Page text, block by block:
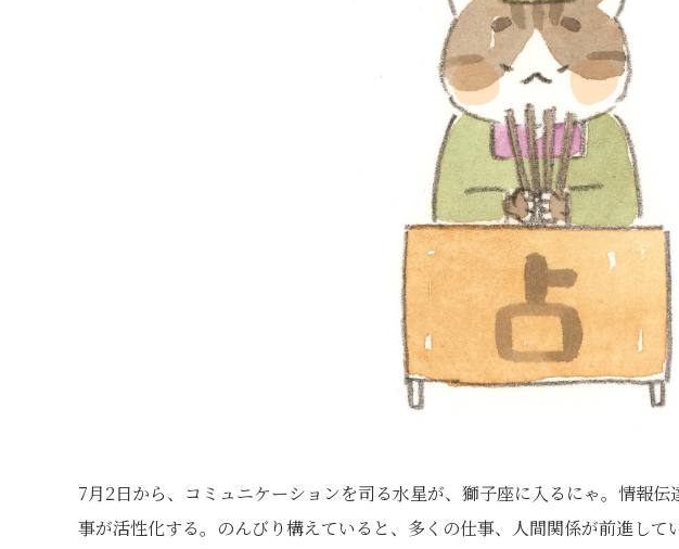
7月2日から、コミュニケーションを司る水星が、獅子座に入るにゃ。情報
事が活性化する。のんびり構えていると、多くの仕事、人間関係が前進して